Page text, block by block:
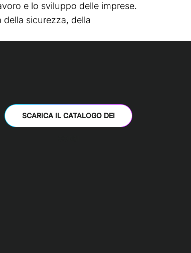
e lo sviluppo delle imprese.
sicurezza, della
SCARICA IL CATALOGO DEI